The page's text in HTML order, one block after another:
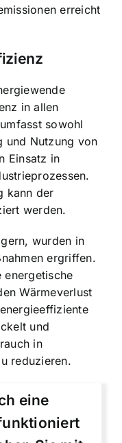
erreicht
in allen
sowohl
und Nutzung von
Einsatz in
kann der
werden.
wurden in
ergriffen.
energetische
Wärmeverlust
und
in
reduzieren.
eine